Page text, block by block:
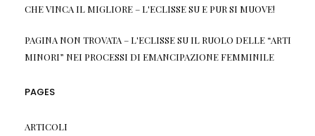
CHE VINCA IL MIGLIORE – L'ECLISSESU E PUR SI MUOVE!
PAGINA NON TROVATA – L'ECLISSESU IL RUOLO DELLE “ARTI
MINORI” NEI PROCESSI DI EMANCIPAZIONE FEMMINILE
PAGES
ARTICOLI